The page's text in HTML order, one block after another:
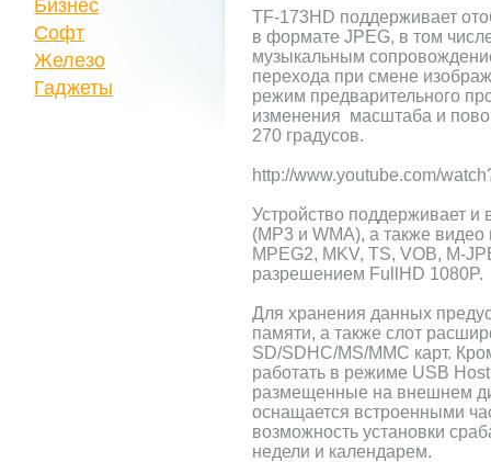
TF-173HD поддерживает
в формате JPEG, в том
музыкальным
перехода при смене
режим предварительного
изменения масштаба и
270 градусов.
http://www.youtube.com/
Устройство поддерживает
(MP3 и WMA), а также
MPEG2, MKV, TS, VOB, M-
разрешением FullHD 1080P.
Для хранения данных
памяти, а также слот
SD/SDHC/MS/MMC карт.
работать в режиме USB
размещенные на внешнем
оснащается встроенными
возможность установки
недели и календарем.
Бизнес
Софт
Железо
Гаджеты